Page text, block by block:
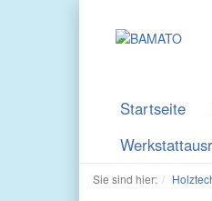
Startseite
Sie sind hier: